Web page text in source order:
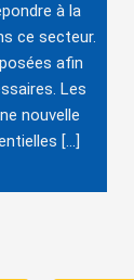
à la
ce secteur.
afin
Les
nouvelle
[…]